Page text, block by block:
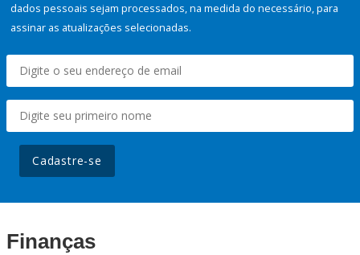
dados pessoais sejam processados, na medida do necessário, para
assinar as atualizações selecionadas.
Cadastre-se
Finanças